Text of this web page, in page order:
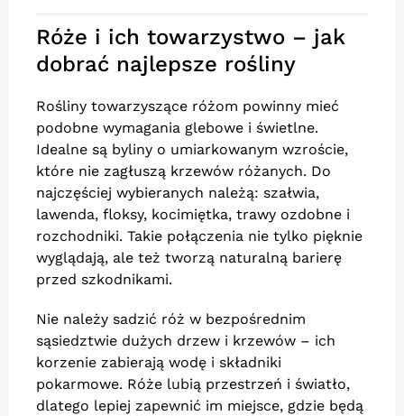
Róże i ich towarzystwo – jak
dobrać najlepsze rośliny
Rośliny towarzyszące różom powinny mieć
podobne wymagania glebowe i świetlne.
Idealne są byliny o umiarkowanym wzroście,
które nie zagłuszą krzewów różanych. Do
najczęściej wybieranych należą: szałwia,
lawenda, floksy, kocimiętka, trawy ozdobne i
rozchodniki. Takie połączenia nie tylko pięknie
wyglądają, ale też tworzą naturalną barierę
przed szkodnikami.
Nie należy sadzić róż w bezpośrednim
sąsiedztwie dużych drzew i krzewów – ich
korzenie zabierają wodę i składniki
pokarmowe. Róże lubią przestrzeń i światło,
dlatego lepiej zapewnić im miejsce, gdzie będą